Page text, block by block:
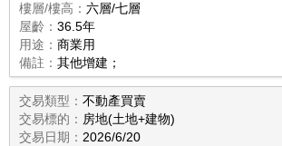
樓層/樓高： 六層/七層
屋齡： 36.5年
用途： 商業用
備註： 其他增建；
交易類型： 不動產買賣
交易標的： 房地(土地+建物)
交易日期： 2026/6/20